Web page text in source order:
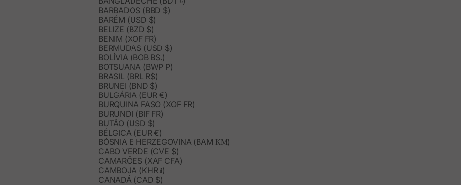
BARBADOS (BBD $)
BARÉM (USD $)
BELIZE (BZD $)
BENIM (XOF FR)
BERMUDAS (USD $)
BOLÍVIA (BOB BS.)
BOTSUANA (BWP P)
BRASIL (BRL R$)
BRUNEI (BND $)
BULGÁRIA (EUR €)
BURQUINA FASO (XOF FR)
BURUNDI (BIF FR)
BUTÃO (USD $)
BÉLGICA (EUR €)
BÓSNIA E HERZEGOVINA (BAM КМ)
CABO VERDE (CVE $)
CAMARÕES (XAF CFA)
CAMBOJA (KHR ៛)
CANADÁ (CAD $)